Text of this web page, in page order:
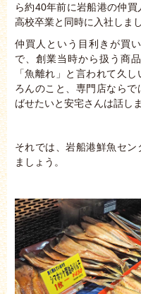
ら約40年前に岩船港の仲
高校卒業と同時に入社しまし
仲買人という目利きが買
で、創業当時から扱う商
「魚離れ」と言われて久
ろんのこと、専門店なら
ばせたいと安宅さんは話しま
それでは、岩船港鮮魚セ
ましょう。